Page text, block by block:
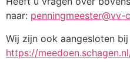
naar: penningmeester@vv-
Wij zijn ook aangesloten bij
https://